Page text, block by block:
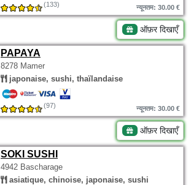
(133) न्यूनतम: 30.00 €
ऑफ़र दिखाएँ
PAPAYA
8278 Mamer
japonaise, sushi, thaïlandaise
(97) न्यूनतम: 30.00 €
ऑफ़र दिखाएँ
SOKI SUSHI
4942 Bascharage
asiatique, chinoise, japonaise, sushi